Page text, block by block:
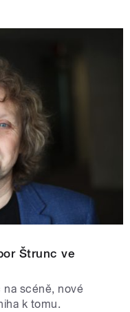
Štrunc ve
na scéně, nové
k tomu.